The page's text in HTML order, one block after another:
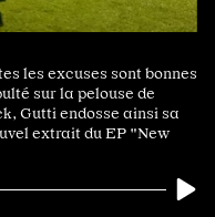
les excuses sont bonnes
sur la pelouse de
Gutti endosse ainsi sa
extrait du EP "New